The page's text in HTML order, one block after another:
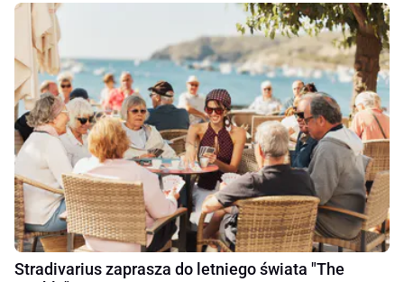
Stradivarius zaprasza do letniego świata "The